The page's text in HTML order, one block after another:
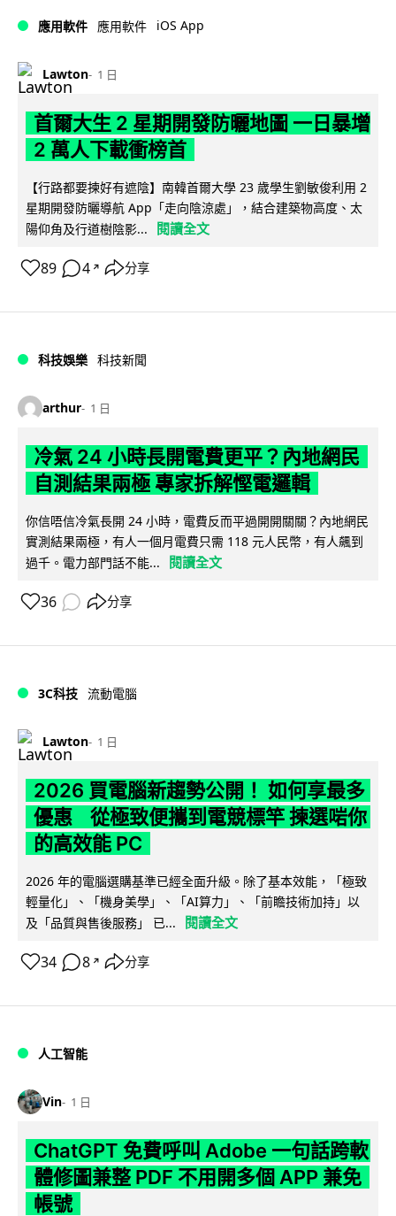
應用軟件 應用軟件 iOS App
Lawton 1 日
首爾大生 2 星期開發防曬地圖 一日暴增
2 萬人下載衝榜首
【行路都要揀好有遮陰】南韓首爾大學 23 歲學生劉敏俊利用 2
星期開發防曬導航 App「走向陰涼處」，結合建築物高度、太
陽仰角及行道樹陰影...
閱讀全文
89 4 ↗ 分享
科技娛樂 科技新聞
arthur 1 日
冷氣 24 小時長開電費更平？內地網民
自測結果兩極 專家拆解慳電邏輯
你信唔信冷氣長開 24 小時，電費反而平過開開關關？內地網民
實測結果兩極，有人一個月電費只需 118 元人民幣，有人飆到
過千。電力部門話不能...
閱讀全文
36 分享
3C科技 流動電腦
Lawton 1 日
2026 買電腦新趨勢公開！ 如何享最多
優惠 從極致便攜到電競標竿 揀選啱你
的高效能 PC
2026 年的電腦選購基準已經全面升級。除了基本效能，「極致
輕量化」、「機身美學」、「AI算力」、「前瞻技術加持」以
及「品質與售後服務」 已...
閱讀全文
34 8 ↗ 分享
人工智能
Vin 1 日
ChatGPT 免費呼叫 Adobe 一句話跨軟
體修圖兼整 PDF 不用開多個 APP 兼免
帳號